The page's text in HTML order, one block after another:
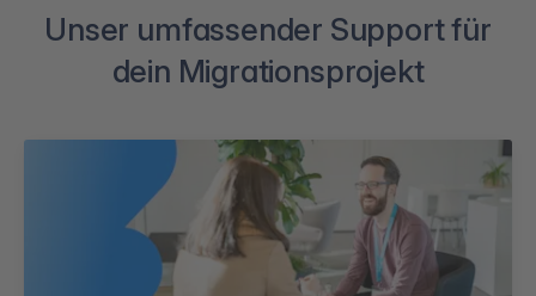
Unser umfassender Support für
dein Migrationsprojekt